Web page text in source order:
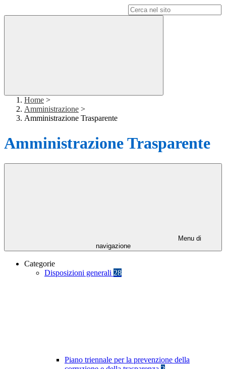
Home >
Amministrazione >
Amministrazione Trasparente
Amministrazione Trasparente
Menu di
navigazione
Categorie
Disposizioni generali 28
Piano triennale per la prevenzione della